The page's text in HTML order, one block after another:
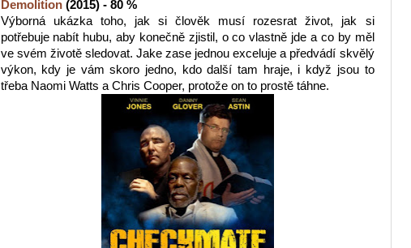
Demolition(2015) - 80 %
Výborná ukázka toho, jak si člověk musí rozesrat život, jak si
potřebuje nabít hubu, aby konečně zjistil, o co vlastně jde a co by měl
ve svém životě sledovat. Jake zase jednou exceluje a předvádí skvělý
výkon, kdy je vám skoro jedno, kdo další tam hraje, i když jsou to
třeba Naomi Watts a Chris Cooper, protože on to prostě táhne.